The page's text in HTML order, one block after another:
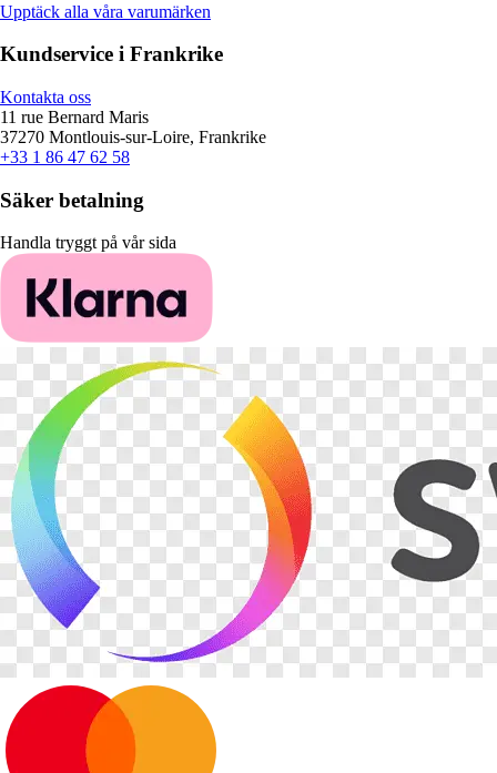
Upptäck alla våra varumärken
Kundservice i Frankrike
Kontakta oss
11 rue Bernard Maris
37270 Montlouis-sur-Loire, Frankrike
+33 1 86 47 62 58
Säker betalning
Handla tryggt på vår sida